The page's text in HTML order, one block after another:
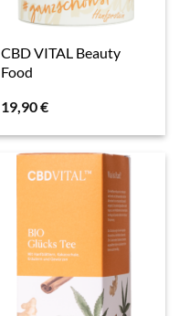
CBD VITAL Beauty
Food
19,90€